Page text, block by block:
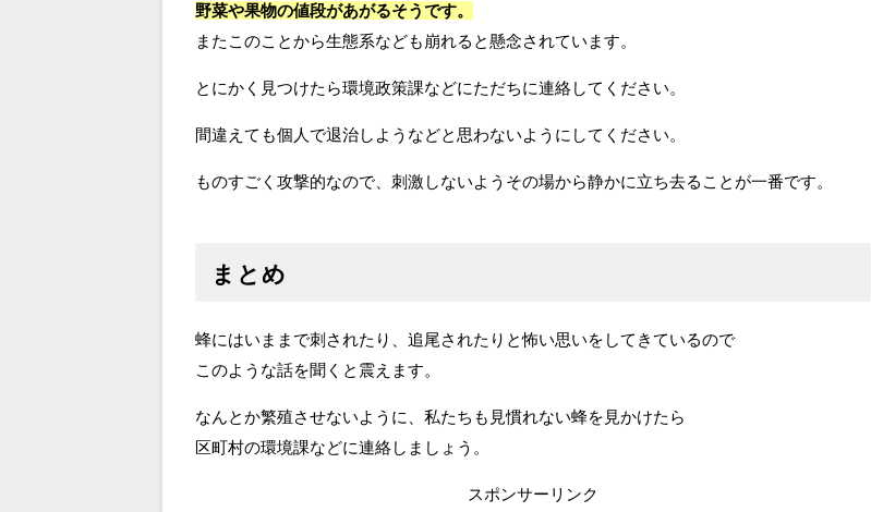
野菜や果物の値段があがるそうです。
またこのことから生態系なども崩れると懸念されています。
とにかく見つけたら環境政策課などにただちに連絡してください。
間違えても個人で退治しようなどと思わないようにしてください。
ものすごく攻撃的なので、刺激しないようその場から静かに立ち去ることが一番です。
まとめ
蜂にはいままで刺されたり、追尾されたりと怖い思いをしてきているので
このような話を聞くと震えます。
なんとか繁殖させないように、私たちも見慣れない蜂を見かけたら
区町村の環境課などに連絡しましょう。
スポンサーリンク